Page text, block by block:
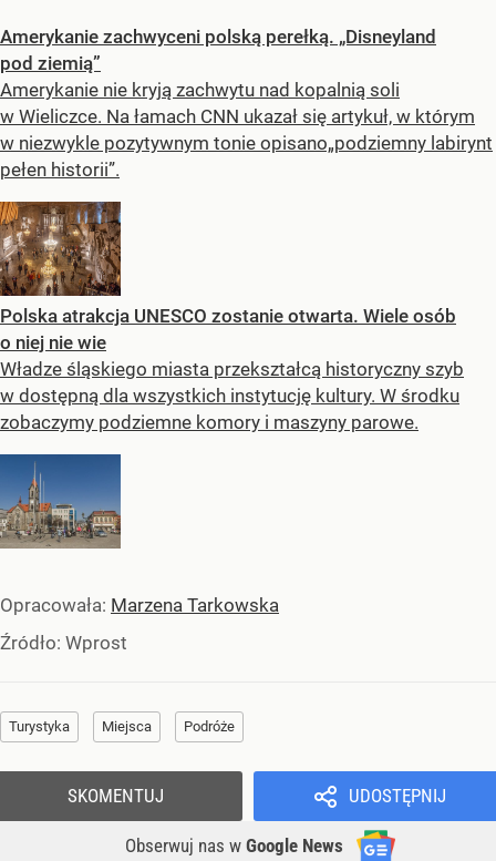
Amerykanie zachwyceni polską perełką. „Disneyland
pod ziemią”
Amerykanie nie kryją zachwytu nad kopalnią soli
w Wieliczce. Na łamach CNN ukazał się artykuł, w którym
w niezwykle pozytywnym tonie opisano„podziemny labirynt
pełen historii”.
Polska atrakcja UNESCO zostanie otwarta. Wiele osób
o niej nie wie
Władze śląskiego miasta przekształcą historyczny szyb
w dostępną dla wszystkich instytucję kultury. W środku
zobaczymy podziemne komory i maszyny parowe.
Opracowała: Marzena Tarkowska
Źródło: Wprost
Turystyka Miejsca Podróże
UDOSTĘPNIJ
Obserwuj nas w Google News
SKOMENTUJ